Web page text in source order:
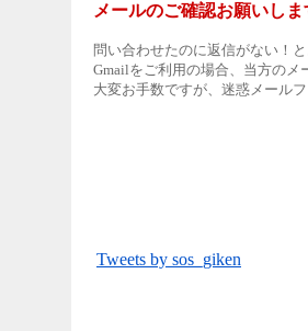
メールのご確認お願いしま
問い合わせたのに返信がない！
Gmailをご利用の場合、当方の
大変お手数ですが、迷惑メール
Tweets by sos_giken